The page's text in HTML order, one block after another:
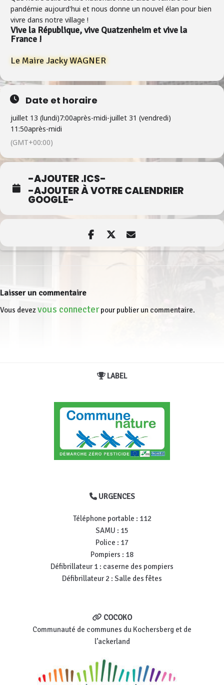
pandémie aujourd'hui et nous donne un nouvel élan pour bien
vivre dans notre village !
Vive la République, vive Quatzenheim et vive la
France !
Le Maire Jacky WAGNER
Date et horaire
juillet 13 (lundi)7:00après-midi-juillet 31 (vendredi)
11:50après-midi
(GMT+00:00)
-AJOUTER .ICS-
-AJOUTER À VOTRE CALENDRIER
GOOGLE-
Laisser un commentaire
Vous devez vous connecterpour publier un commentaire.
LABEL
URGENCES
Téléphone portable : 112
SAMU : 15
Police : 17
Pompiers : 18
Défibrillateur 1 : caserne des pompiers
Défibrillateur 2 : Salle des fêtes
COCOKO
Communauté de communes du Kochersberg et de
l’ackerland